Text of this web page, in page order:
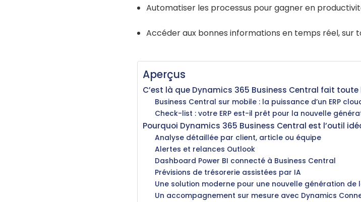
Automatiser les processus pour gagner en
Accéder aux bonnes informations en temps réel, sur
Aperçus
C’est là que Dynamics 365 Business Central fait
Business Central sur mobile : la puissance d’un ERP
Check-list : votre ERP est-il prêt pour la nouvelle
Pourquoi Dynamics 365 Business Central est l’outil
Analyse détaillée par client, article ou équipe
Alertes et relances Outlook
Dashboard Power BI connecté à Business Central
Prévisions de trésorerie assistées par IA
Une solution moderne pour une nouvelle génération de
Un accompagnement sur mesure avec Dynamics